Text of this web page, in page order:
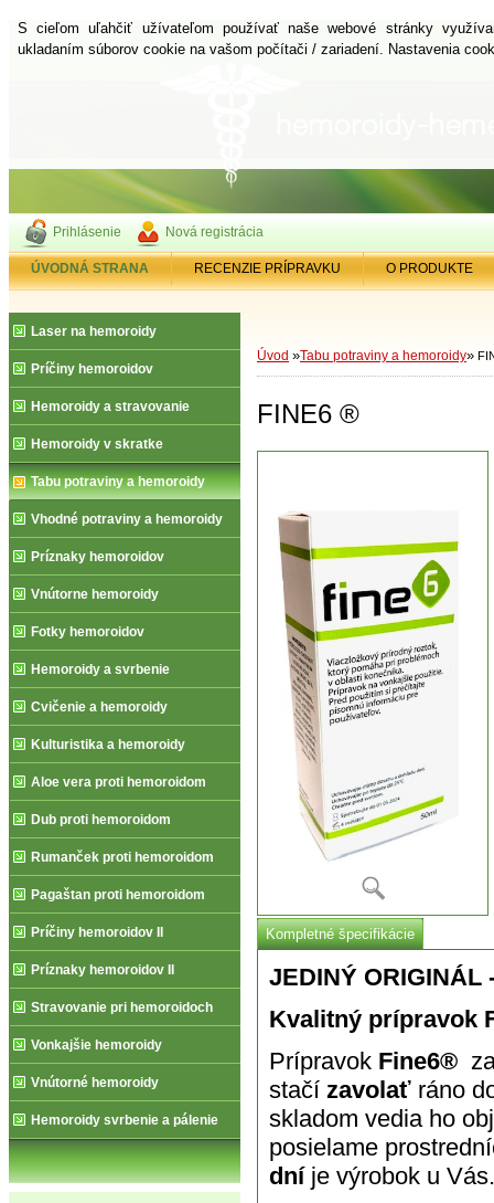
S cieľom uľahčiť užívateľom používať naše webové stránky
ukladaním súborov cookie na vašom počítači / zariadení. Nastavenia
Prihlásenie Nová registrácia
ÚVODNÁ STRANA RECENZIE PRÍPRAVKU O PRODUKTE
Laser na hemoroidy
Príčiny hemoroidov
Hemoroidy a stravovanie
Hemoroidy v skratke
Tabu potraviny a hemoroidy
Vhodné potraviny a hemoroidy
Príznaky hemoroidov
Vnútorne hemoroidy
Fotky hemoroidov
Hemoroidy a svrbenie
Cvičenie a hemoroidy
Kulturistika a hemoroidy
Aloe vera proti hemoroidom
Dub proti hemoroidom
Rumanček proti hemoroidom
Pagaštan proti hemoroidom
Príčiny hemoroidov II
Príznaky hemoroidov II
Stravovanie pri hemoroidoch
Vonkajšie hemoroidy
Vnútorné hemoroidy
Hemoroidy svrbenie a pálenie
Úvod »Tabu potraviny a hemoroidy»
FINE6 ®
Kompletné špecifikácie
JEDINÝ ORIGINÁL
Kvalitný prípravok
Prípravok Fine6®
stačí zavolať ráno
skladom vedia ho
posielame
dníje výrobok u Vás.